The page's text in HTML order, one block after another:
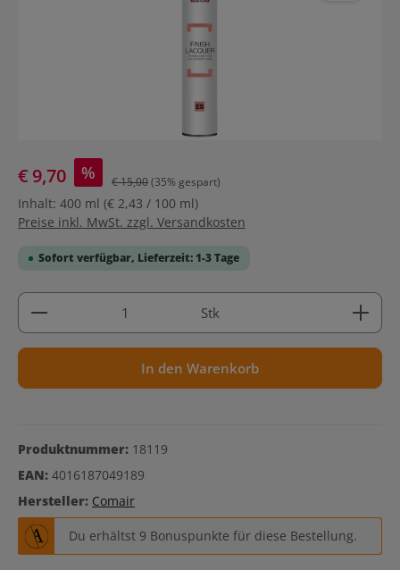
€ 9,70 % € 15,00(35% gespart)
Inhalt: 400 ml (€ 2,43 / 100 ml)
Preise inkl. MwSt. zzgl. Versandkosten
Sofort verfügbar, Lieferzeit: 1-3 Tage
Produkt Anzahl: Gib den gewünschten Wert ein
Stk
In den Warenkorb
Produktnummer: 18119
EAN: 4016187049189
Hersteller: Comair
Du erhältst 9 Bonuspunkte für diese Bestellung.